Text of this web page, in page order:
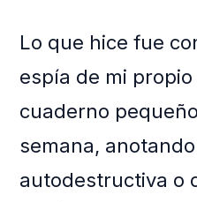
Lo que hice fue
espía de mi
cuaderno
semana,
autodestructiva o